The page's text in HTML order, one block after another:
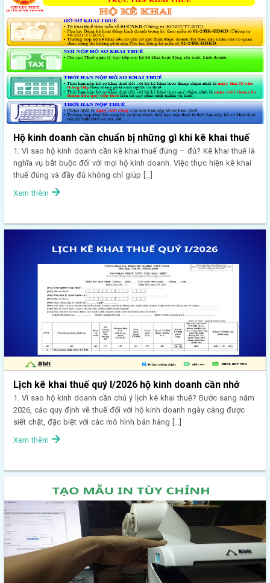
Hộ kinh doanh cần chuẩn bị những gì khi kê khai thuế
1. Vì sao hộ kinh doanh cần kê khai thuế đúng – đủ? Kê khai thuế là
nghĩa vụ bắt buộc đối với mọi hộ kinh doanh. Việc thực hiện kê khai
thuế đúng và đầy đủ không chỉ giúp […]
Xem thêm
Lịch kê khai thuế quý I/2026 hộ kinh doanh cần nhớ
1. Vì sao hộ kinh doanh cần chú ý lịch kê khai thuế? Bước sang năm
2026, các quy định về thuế đối với hộ kinh doanh ngày càng được
siết chặt, đặc biệt với các mô hình bán hàng […]
Xem thêm